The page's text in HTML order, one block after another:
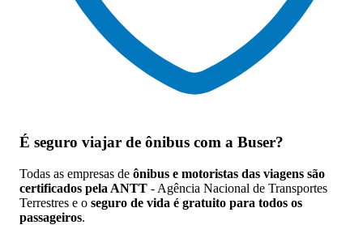
É seguro viajar de ônibus com a Buser?
Todas as empresas de ônibus e motoristas das viagens são
certificados pela ANTT - Agência Nacional de Transportes
Terrestres e o seguro de vida é gratuito para todos os
passageiros.